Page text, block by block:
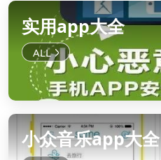
实用app大全
小众音乐app大全